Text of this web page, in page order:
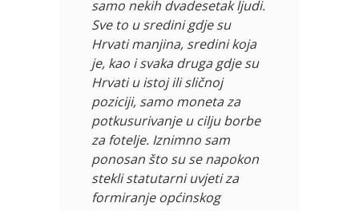
samo nekih dvadesetak ljudi.
Sve to u sredini gdje su
Hrvati manjina, sredini koja
je, kao i svaka druga gdje su
Hrvati u istoj ili sličnoj
poziciji, samo moneta za
potkusurivanje u cilju borbe
za fotelje. Iznimno sam
ponosan što su se napokon
stekli statutarni uvjeti za
formiranje općinskog